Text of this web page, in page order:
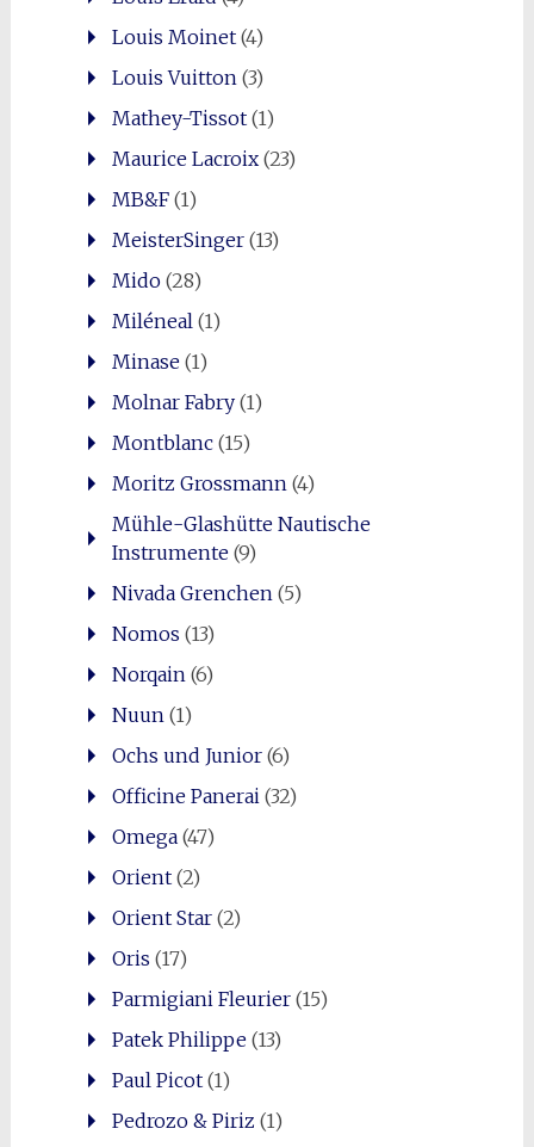
Louis Moinet(4)
Louis Vuitton (3)
Mathey-Tissot(1)
Maurice Lacroix(23)
MB&F(1)
MeisterSinger(13)
Mido(28)
Miléneal (1)
Minase(1)
Molnar Fabry(1)
Montblanc(15)
Moritz Grossmann (4)
Mühle-Glashütte Nautische
Instrumente(9)
Nivada Grenchen (5)
Nomos (13)
Norqain (6)
Nuun (1)
Ochs und Junior(6)
Officine Panerai (32)
Omega(47)
Orient(2)
Orient Star(2)
Oris (17)
Parmigiani Fleurier(15)
Patek Philippe(13)
Paul Picot(1)
Pedrozo & Piriz (1)